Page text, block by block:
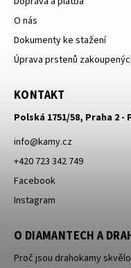
O nás
Dokumenty ke stažení
Úprava prstenů
KONTAKT
Polská 1751/58, Praha 2 -
info@kamy.cz
+420 723 342 749
Facebook
Instagram
O DIAMANTECH A
Proč jsou drahokamy